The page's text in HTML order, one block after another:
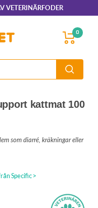
VETERINÄRFODER
0
kattmat 100
som diarré, kräkningar eller
Specific >